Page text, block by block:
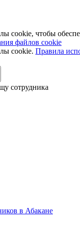
cookie, чтобы
файлов cookie
cookie. Правила
сотрудника
в Абакане